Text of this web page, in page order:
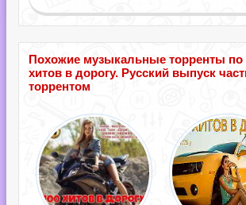
Похожие музыкальные торренты по
хитов в дорогу. Русский выпуск
торрентом